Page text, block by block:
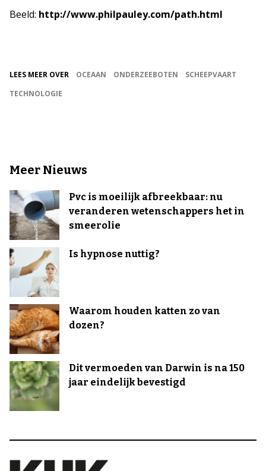
Beeld: http://www.philpauley.com/path.html
LEES MEER OVER OCEAAN ONDERZEEBOTEN
SCHEEPVAART
TECHNOLOGIE
Meer Nieuws
Pvc is moeilijk afbreekbaar: nu
veranderen wetenschappers het in
smeerolie
Is hypnose nuttig?
Waarom houden katten zo van
dozen?
Dit vermoeden van Darwin is na 150
jaar eindelijk bevestigd